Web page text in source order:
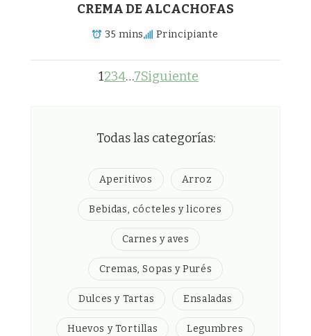
CREMA DE ALCACHOFAS
35 mins Principiante
1234…7Siguiente
Todas las categorías:
Aperitivos Arroz
Bebidas, cócteles y licores
Carnes y aves
Cremas, Sopas y Purés
Dulces y Tartas Ensaladas
Huevos y Tortillas Legumbres